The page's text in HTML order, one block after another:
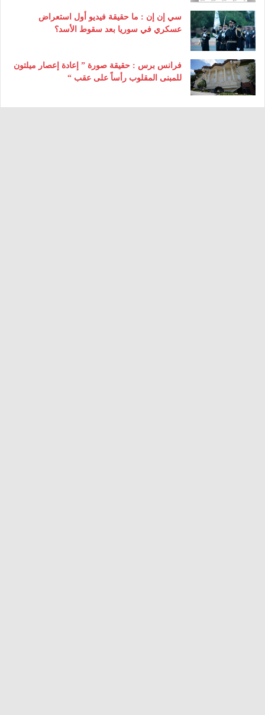
سي إن إن : ما حقيقة فيديو أول استعراض
عسكري في سوريا بعد سقوط الأسد؟
فرانس برس : حقيقة صورة ” إعادة إعصار ميلتون
للمبنى المقلوب رأساً على عقب “